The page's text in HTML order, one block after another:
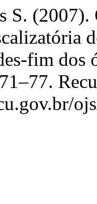
S. (2007).
fim dos